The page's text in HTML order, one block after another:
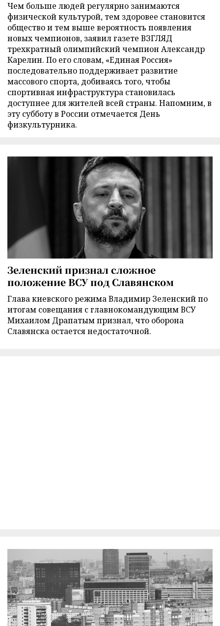
Чем больше людей регулярно занимаются
физической культурой, тем здоровее становится
общество и тем выше вероятность появления
новых чемпионов, заявил газете ВЗГЛЯД
трехкратный олимпийский чемпион Александр
Карелин. По его словам, «Единая Россия»
последовательно поддерживает развитие
массового спорта, добиваясь того, чтобы
спортивная инфраструктура становилась
доступнее для жителей всей страны. Напомним, в
эту субботу в России отмечается День
физкультурника.
Зеленский признал сложное
положение ВСУ под Славянском
Глава киевского режима Владимир Зеленский по
итогам совещания с главнокомандующим ВСУ
Михаилом Драпатым признал, что оборона
Славянска остается недостаточной.